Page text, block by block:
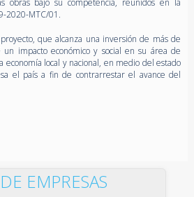
2020-MTC/01.
que alcanza una inversión de más de
impacto económico y social en su área de
economía local y nacional, en medio del estado
el país a fin de contrarrestar el avance del
EMPRESAS